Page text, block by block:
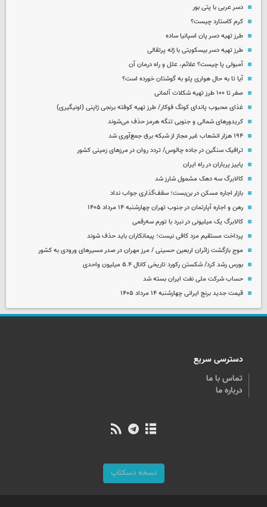
دسر عربی با پتی بور
کرم کاستارد چیست؟
طرز تهیه دسر پان اسپانیا ساده
طرز تهیه دسر بیسکویتی با ژله پرتقالی
آمبولی پا چیست؟ علائم، علل و راه درمان آن
آیا تا به حال هواری پلو به گوشتان خورده است؟
صفر تا ۱۰۰ طرز تهیه شکلات آلمانی
غذای محبوب پاندای کونگ فوکار/ طرز تهیه کوفته برنجی ژاپنی (اونیگیری)
کریدورهای شمالی و جنوبی تنگه هرمز حذف می‌شوند
۱۹۴ هزار انشعاب غیر مجاز از شبکه برق جمع‌آوری شد
ترافیک سنگین در جاده چالوس/ تردد روان در مرزهای زمینی کشور
پاییز پرباران در راه ایران
کالابرگ سه دهک مشمول شارز شد
بازار اجاره مسکن در بن‌بست؛ سقف‌گذاری جواب نداد
رهن و اجاره آپارتمان در جنوب تهران چهارشنبه ۱۴ مرداد ۱۴۰۵
کالابرگ یک میلیونی در نبرد با تورم سه‌رقمی
پرداخت مستقیم مزد کافی نیست؛ پیمانکاران باید حذف شوند
موج بازگشت زائران اربعین حسینی / مرز مهران در صدر مسیرهای ورودی به کشور
بورس رشد کرد/ شکستن رکورد تاریخی کانال ۵.۴ میلیون واحدی
حساب‌ شرکت ملی نفت ایران بسته شد
قیمت جدید برنج ایرانی چهارشنبه ۱۴ مرداد ۱۴۰۵
دسترسی سریع
تماس با ما
درباره ما
نسخه دسکتاپ